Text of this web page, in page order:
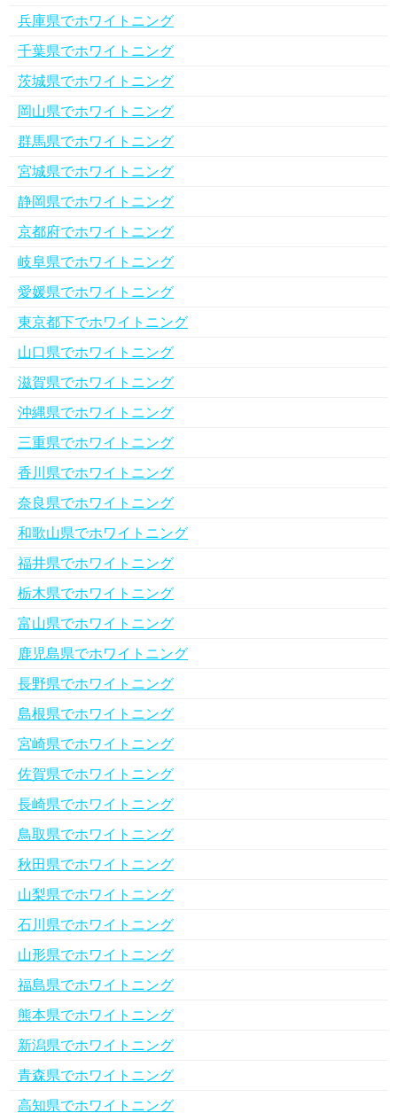
兵庫県でホワイトニング
千葉県でホワイトニング
茨城県でホワイトニング
岡山県でホワイトニング
群馬県でホワイトニング
宮城県でホワイトニング
静岡県でホワイトニング
京都府でホワイトニング
岐阜県でホワイトニング
愛媛県でホワイトニング
東京都下でホワイトニング
山口県でホワイトニング
滋賀県でホワイトニング
沖縄県でホワイトニング
三重県でホワイトニング
香川県でホワイトニング
奈良県でホワイトニング
和歌山県でホワイトニング
福井県でホワイトニング
栃木県でホワイトニング
富山県でホワイトニング
鹿児島県でホワイトニング
長野県でホワイトニング
島根県でホワイトニング
宮崎県でホワイトニング
佐賀県でホワイトニング
長崎県でホワイトニング
鳥取県でホワイトニング
秋田県でホワイトニング
山梨県でホワイトニング
石川県でホワイトニング
山形県でホワイトニング
福島県でホワイトニング
熊本県でホワイトニング
新潟県でホワイトニング
青森県でホワイトニング
高知県でホワイトニング